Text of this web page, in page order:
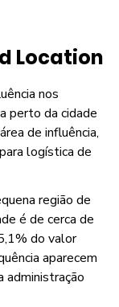
Location
nos
perto da cidade
de influência,
logística de
região de
é de cerca de
do valor
aparecem
administração